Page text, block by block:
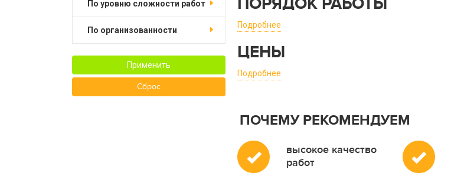
по уровню сложности работ
по организованности
Применить
Сброс
ПОРЯДОК РАБОТЫ
Подробнее
ЦЕНЫ
Подробнее
ПОЧЕМУ РЕКОМЕНДУЕМ
высокое качество
работ